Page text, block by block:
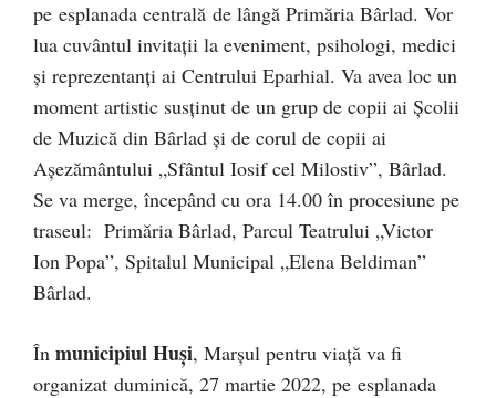
pe esplanada centrală de lângă Primăria Bârlad. Vor
lua cuvântul invitații la eveniment, psihologi, medici
și reprezentanți ai Centrului Eparhial. Va avea loc un
moment artistic susținut de un grup de copii ai Școlii
de Muzică din Bârlad și de corul de copii ai
Așezământului „Sfântul Iosif cel Milostiv”, Bârlad.
Se va merge, începând cu ora 14.00 în procesiune pe
traseul: Primăria Bârlad, Parcul Teatrului „Victor
Ion Popa”, Spitalul Municipal „Elena Beldiman”
Bârlad.
În municipiul Huși, Marșul pentru viață va fi
organizat duminică, 27 martie 2022, pe esplanada